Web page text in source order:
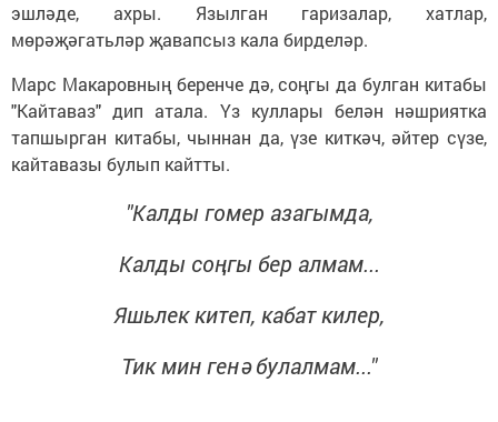
эшләде, ахры. Язылган гаризалар, хатлар,
мөрәҗәгатьләр җавапсыз кала бирделәр.
Марс Макаровның беренче дә, соңгы да булган китабы
"Кайтаваз" дип атала. Үз куллары белән нәшриятка
тапшырган китабы, чыннан да, үзе киткәч, әйтер сүзе,
кайтавазы булып кайтты.
"Калды гомер азагымда,
Калды соңгы бер алмам...
Яшьлек китеп, кабат килер,
Тик мин генә булалмам..."